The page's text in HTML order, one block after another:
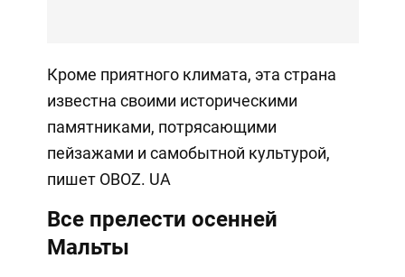
Кроме приятного климата, эта страна
известна своими историческими
памятниками, потрясающими
пейзажами и самобытной культурой,
пишет OBOZ. UA
Все прелести осенней
Мальты